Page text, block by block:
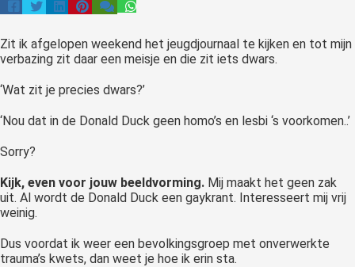
Zit ik afgelopen weekend het jeugdjournaal te kijken en tot mijn
verbazing zit daar een meisje en die zit iets dwars.
‘Wat zit je precies dwars?’
‘Nou dat in de Donald Duck geen homo’s en lesbi ‘s voorkomen..’
Sorry?
Kijk, even voor jouw beeldvorming. Mij maakt het geen zak
uit. Al wordt de Donald Duck een gaykrant. Interesseert mij vrij
weinig.
Dus voordat ik weer een bevolkingsgroep met onverwerkte
trauma’s kwets, dan weet je hoe ik erin sta.